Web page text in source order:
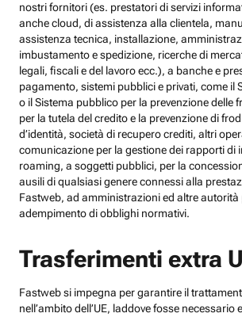
nostri fornitori (es. prestatori di servizi
anche cloud, di assistenza alla clientela,
assistenza tecnica, installazione,
imbustamento e spedizione, ricerche di
legali, fiscali e del lavoro ecc.), a banche e
pagamento, sistemi pubblici e privati, come il
o il Sistema pubblico per la prevenzione delle
per la tutela del credito e la prevenzione di
d’identità, società di recupero crediti, altri
comunicazione per la gestione dei rapporti di
roaming, a soggetti pubblici, per la
ausili di qualsiasi genere connessi alla
Fastweb, ad amministrazioni ed altre autorità
adempimento di obblighi normativi.
Trasferimenti extra
Fastweb si impegna per garantire il
nell’ambito dell’UE, laddove fosse necessario